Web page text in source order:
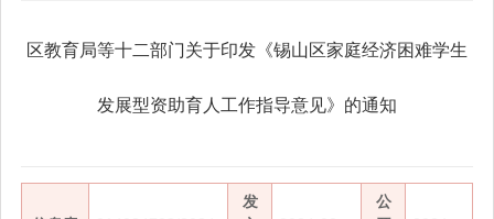
区教育局等十二部门关于印发《锡山区家庭经济困难学生
发展型资助育人工作指导意见》的通知
发
公